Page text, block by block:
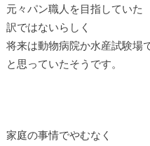
元々パン職人を目指していた
訳ではないらしく
将来は動物病院か水産試験場
と思っていたそうです。
家庭の事情でやむなく